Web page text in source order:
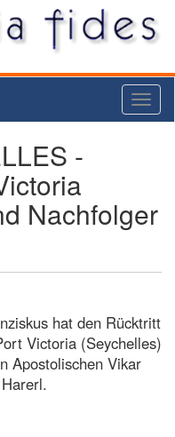
-
Nachfolger
hat den Rücktritt
Victoria (Seychelles)
Apostolischen Vikar